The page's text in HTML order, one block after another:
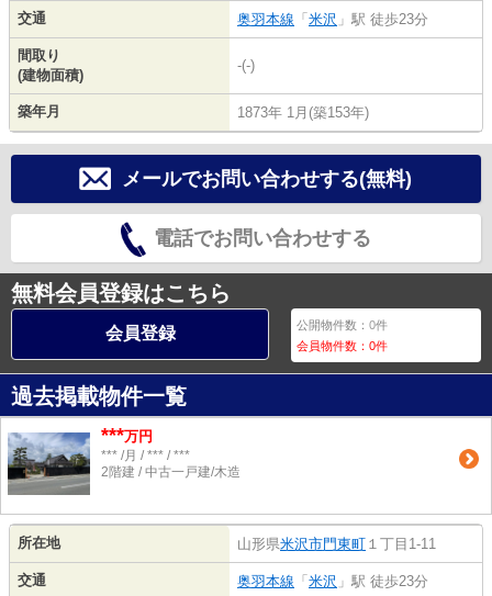
交通 奥羽本線 「 米沢 」駅 徒歩23分
間取り
(建物面積)
-(-)
築年月 1873年 1月(築153年)
メールでお問い合わせする(無料)
電話でお問い合わせする
無料会員登録はこちら
会員登録 公開物件数：0件
会員物件数：0件
過去掲載物件一覧
***万円
*** /月 / *** / ***
2階建 / 中古一戸建/木造
所在地 山形県米沢市門東町 １丁目1-11
交通 奥羽本線 「 米沢 」駅 徒歩23分